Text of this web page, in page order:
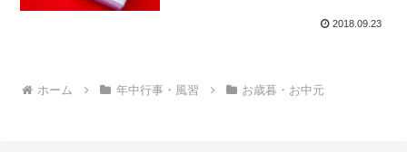
2018.09.23
ホーム 年中行事・風習 お歳暮・お中元